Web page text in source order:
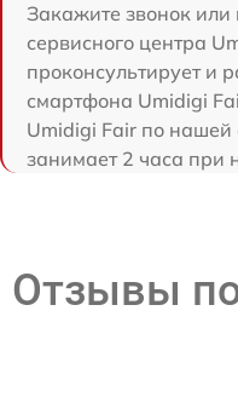
Закажите звонок или
сервисного центра
проконсультирует и
смартфона Umidigi
Umidigi Fair по нашей
занимает 2 часа при
Отзывы